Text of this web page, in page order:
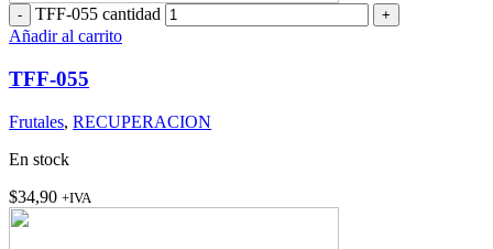
TFF-055 cantidad
Añadir al carrito
TFF-055
Frutales, RECUPERACION
En stock
$34,90 +IVA